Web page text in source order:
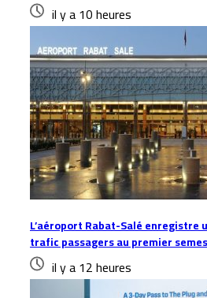
il y a 10 heures
L’aéroport Rabat-Salé enregistre
trafic passagers au premier
il y a 12 heures